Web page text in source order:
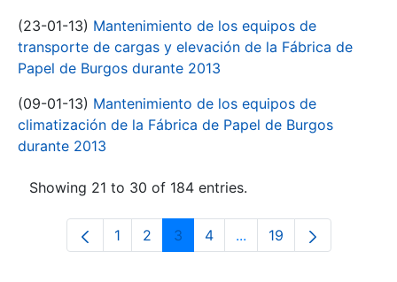
(23-01-13) Mantenimiento de los equipos de
transporte de cargas y elevación de la Fábrica de
Papel de Burgos durante 2013
(09-01-13) Mantenimiento de los equipos de
climatización de la Fábrica de Papel de Burgos
durante 2013
Showing 21 to 30 of 184 entries.
Page
1 Page
2 Page
3 Page
4 ...Intermediate Pages
Page
19